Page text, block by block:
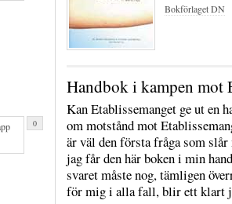
Bokförlaget DN
Handbok i kampen mot
Kan Etablissemanget ge ut en
om motstånd mot
är väl den första fråga som
jag får den här boken i min
svaret måste nog, tämligen
för mig i alla fall, blir ett klart
0